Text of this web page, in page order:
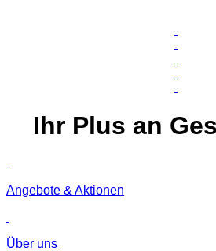
Ihr Plus an
Angebote & Aktionen
Über uns